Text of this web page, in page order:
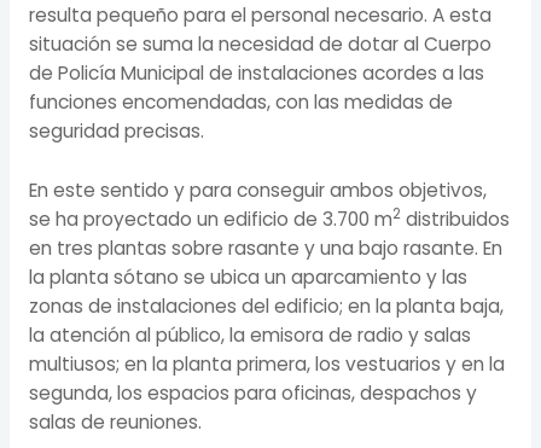
resulta pequeño para el personal necesario. A esta
situación se suma la necesidad de dotar al Cuerpo
de Policía Municipal de instalaciones acordes a las
funciones encomendadas, con las medidas de
seguridad precisas.
En este sentido y para conseguir ambos objetivos,
se ha proyectado un edificio de 3.700 m2distribuidos
en tres plantas sobre rasante y una bajo rasante. En
la planta sótano se ubica un aparcamiento y las
zonas de instalaciones del edificio; en la planta baja,
la atención al público, la emisora de radio y salas
multiusos; en la planta primera, los vestuarios y en la
segunda, los espacios para oficinas, despachos y
salas de reuniones.